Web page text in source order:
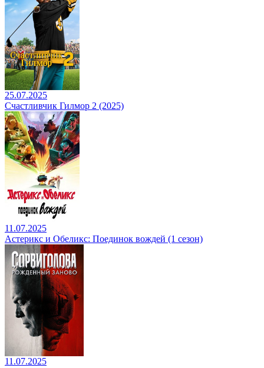
25.07.2025
Счастливчик Гилмор 2 (2025)
11.07.2025
Астерикс и Обеликс: Поединок вождей (1 сезон)
11.07.2025